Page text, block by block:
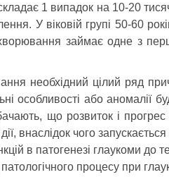
1 випадок на 10-20
У віковій групі 50-60
займає одне з
необхідний цілий ряд
особливості або аномалії
що розвиток і
внаслідок чого
в патогенезі глаукоми до
процесу при